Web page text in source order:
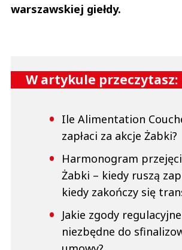
warszawskiej giełdy.
W artykule przeczytasz:
Ile Alimentation
zapłaci za akcje Żabki?
Harmonogram
Żabki – kiedy ruszą
kiedy zakończy się
Jakie zgody
niezbędne do